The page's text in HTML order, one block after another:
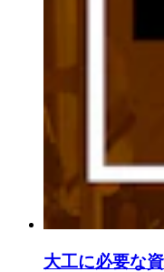
大工に必要な